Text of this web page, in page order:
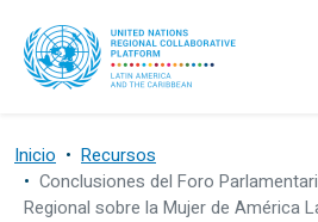
Inicio
Recursos
Conclusiones del Foro
Regional sobre la Mujer de América